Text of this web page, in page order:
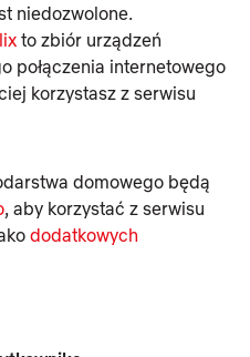
niedozwolone.
to zbiór urządzeń
połączenia internetowego
korzystasz z serwisu
domowego będą
, aby korzystać z serwisu
dodatkowych